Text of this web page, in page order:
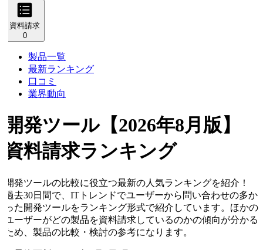
資料請求
製品一覧
最新ランキング
口コミ
業界動向
発ツール【2026年8月版】
料請求ランキング
発ツールの比較に役立つ最新の人気ランキングを紹介！
去30日間で、ITトレンドでユーザーから問い合わせの多か
た開発ツールをランキング形式で紹介しています。ほかの
ーザーがどの製品を資料請求しているのかの傾向が分かる
め、製品の比較・検討の参考になります。